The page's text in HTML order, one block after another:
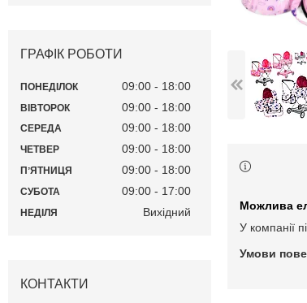
У компанії
ГРАФІК РОБОТИ
ПОНЕДІЛОК 09:00 18:00
ВІВТОРОК 09:00 18:00
СЕРЕДА 09:00 18:00
ЧЕТВЕР 09:00 18:00
ПʼЯТНИЦЯ 09:00 18:00
СУБОТА 09:00 17:00
НЕДІЛЯ Вихідний
КОНТАКТИ